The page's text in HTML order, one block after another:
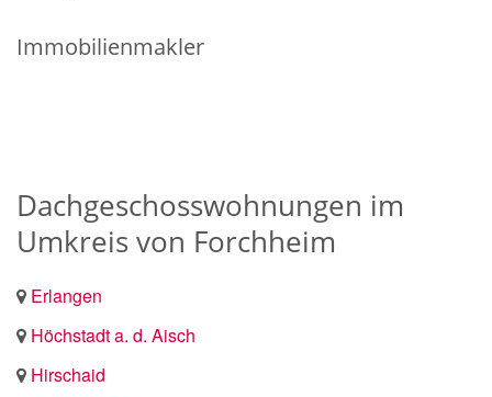
Immobilienmakler
Dachgeschosswohnungen im
Umkreis von Forchheim
Erlangen
Höchstadt a. d. Aisch
Hirschaid